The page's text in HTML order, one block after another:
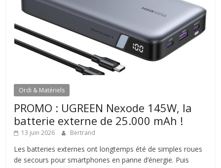
Ordi & Matériels
PROMO : UGREEN Nexode 145W, la
batterie externe de 25.000 mAh !
13 juin 2026 Bertrand
Les batteries externes ont longtemps été de simples roues
de secours pour smartphones en panne d’énergie. Puis